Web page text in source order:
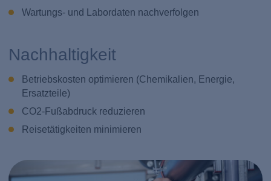
Wartungs- und Labordaten nachverfolgen
Nachhaltigkeit
Betriebskosten optimieren (Chemikalien, Energie,
Ersatzteile)
CO2-Fußabdruck reduzieren
Reisetätigkeiten minimieren